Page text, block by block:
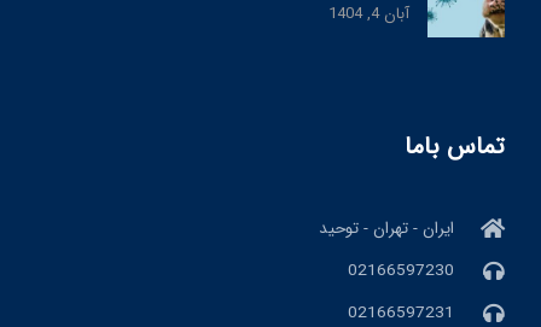
آبان 4, 1404
تماس باما
ایران - تهران - توحید
02166597230
02166597231